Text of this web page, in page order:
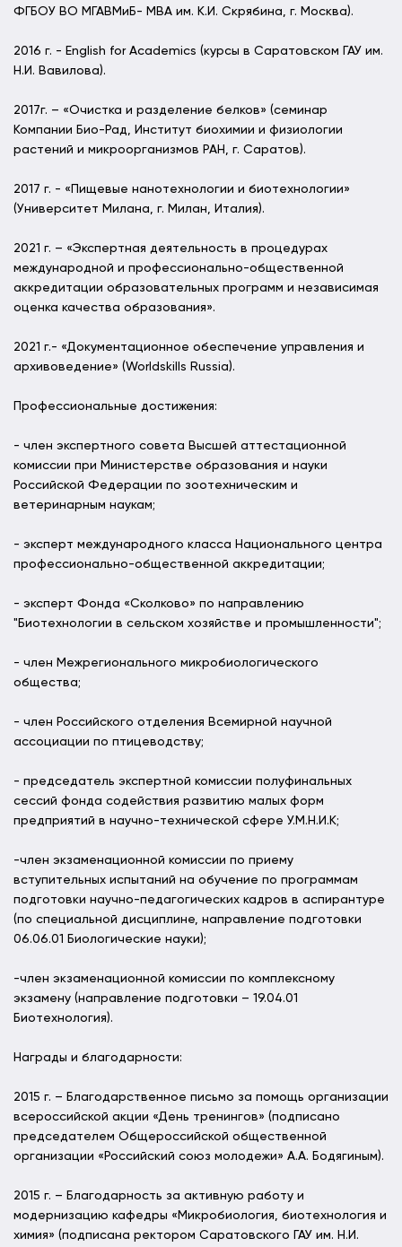
ФГБОУ ВО МГАВМиБ- МВА им. К.И. Скрябина, г. Москва).
2016 г. - English for Academics (курсы в Саратовском ГАУ им.
Н.И. Вавилова).
2017г. – «Очистка и разделение белков» (семинар
Компании Био-Рад, Институт биохимии и физиологии
растений и микроорганизмов РАН, г. Саратов).
2017 г. - «Пищевые нанотехнологии и биотехнологии»
(Университет Милана, г. Милан, Италия).
2021 г. – «Экспертная деятельность в процедурах
международной и профессионально-общественной
аккредитации образовательных программ и независимая
оценка качества образования».
2021 г.- «Документационное обеспечение управления и
архивоведение» (Worldskills Russia).
Профессиональные достижения:
- член экспертного совета Высшей аттестационной
комиссии при Министерстве образования и науки
Российской Федерации по зоотехническим и
ветеринарным наукам;
- эксперт международного класса Национального центра
профессионально-общественной аккредитации;
- эксперт Фонда «Сколково» по направлению
"Биотехнологии в сельском хозяйстве и промышленности";
- член Межрегионального микробиологического
общества;
- член Российского отделения Всемирной научной
ассоциации по птицеводству;
- председатель экспертной комиссии полуфинальных
сессий фонда содействия развитию малых форм
предприятий в научно-технической сфере У.М.Н.И.К;
-член экзаменационной комиссии по приему
вступительных испытаний на обучение по программам
подготовки научно-педагогических кадров в аспирантуре
(по специальной дисциплине, направление подготовки
06.06.01 Биологические науки);
-член экзаменационной комиссии по комплексному
экзамену (направление подготовки – 19.04.01
Биотехнология).
Награды и благодарности:
2015 г. – Благодарственное письмо за помощь организации
всероссийской акции «День тренингов» (подписано
председателем Общероссийской общественной
организации «Российский союз молодежи» А.А. Бодягиным).
2015 г. – Благодарность за активную работу и
модернизацию кафедры «Микробиология, биотехнология и
химия» (подписана ректором Саратовского ГАУ им. Н.И.